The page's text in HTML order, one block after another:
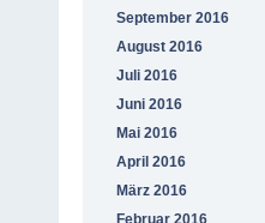
September 2016
August 2016
Juli 2016
Juni 2016
Mai 2016
April 2016
März 2016
Februar 2016